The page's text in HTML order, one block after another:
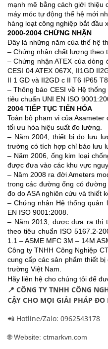
mạnh mẽ bằng cách giới thiệu
máy móc tự động thế hệ mới
hàng loạt công nghiệp bắt đầu
2000-2004 CHỨNG NHẬN
Đây là những năm của thế hệ
– Chứng nhận chất lượng theo
– Chứng nhận ATEX của
CESI 04 ATEX 067X, II1GD
II 1 GD và II2GD c II T6 IP65
– Thông báo CESI về Hệ
tiêu chuẩn UNI EN ISO
2004 TIẾP TỤC TIẾN HÓA
Toàn bộ phạm vi của
tối ưu hóa hiệu suất đo lường.
– Năm 2004, thiết bị đo lưu
trường có tích hợp chỉ báo lưu
– Năm 2006, ống kim loại
được đưa vào các khu vực nguy
– Năm 2008 ra đời Ameters
trong các đường ống có
đo do ASA nghiên cứu và thiết
– Chứng nhận Hệ thống quản
EN ISO 9001:2008.
– Năm 2013, được đưa ra thị
theo tiêu chuẩn ISO 5167.2-
1.1 – ASME MFC 3M – 14M
Công ty TNHH Công Nghiệp
cung cấp các sản phẩm thiết
trường Việt Nam.
Hãy liên hệ cho chúng tôi để
📍 CÔNG TY TNHH CÔNG
CẬY CHO MỌI GIẢI PHÁP
📲 Hotline/Zalo: 0962543178
🌐Website: ctmarkvn.com